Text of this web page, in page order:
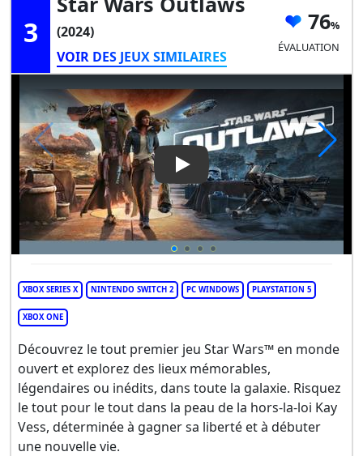
3
(2024)
VOIR DES JEUX SIMILAIRES
76
ÉVALUATION
Play Video: Star Wars
XBOX SERIES X NINTENDO SWITCH 2 PC WINDOWS PLAYSTATION 5
XBOX ONE
Découvrez le tout premier jeu Star Wars™ en monde
ouvert et explorez des lieux mémorables,
légendaires ou inédits, dans toute la galaxie. Risquez
le tout pour le tout dans la peau de la hors-la-loi Kay
Vess, déterminée à gagner sa liberté et à débuter
une nouvelle vie.